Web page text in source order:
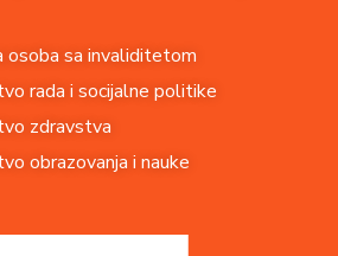
osoba sa invaliditetom
rada i socijalne politike
zdravstva
obrazovanja i nauke